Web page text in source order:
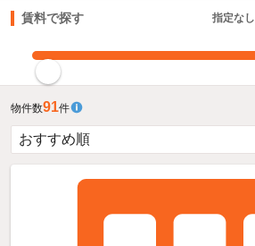
賃料で探す 指定なし
物件数91件